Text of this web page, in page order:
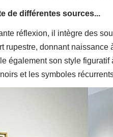
de différentes sources...
réflexion, il intègre des
rupestre, donnant
également son style
et les symboles